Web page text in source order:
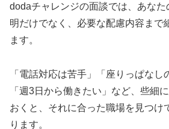
dodaチャレンジの面談では、あなた
明だけでなく、必要な配慮内容まで
ます。
「電話対応は苦手」「座りっぱなし
「週3日から働きたい」など、些細
おくと、それに合った職場を見つけ
ります。